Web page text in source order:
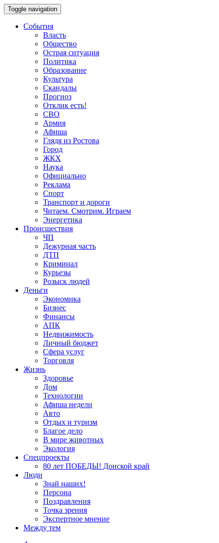
Toggle navigation
События
Власть
Общество
Острая ситуация
Политика
Образование
Культура
Скандалы
Прогноз
Отклик есть!
СВО
Армия
Афиша
Глядя из Ростова
Город
ЖКХ
Наука
Официально
Реклама
Спорт
Транспорт и дороги
Читаем. Смотрим. Играем
Энергетика
Происшествия
ЧП
Дежурная часть
ДТП
Криминал
Курьезы
Розыск людей
Деньги
Экономика
Бизнес
Финансы
АПК
Недвижимость
Личный бюджет
Сфера услуг
Торговля
Жизнь
Здоровье
Дом
Технологии
Афиша недели
Авто
Отдых и туризм
Благое дело
В мире животных
Экология
Спецпроекты
80 лет ПОБЕДЫ! Донской край
Люди
Знай наших!
Персона
Поздравления
Точка зрения
Экспертное мнение
Между тем